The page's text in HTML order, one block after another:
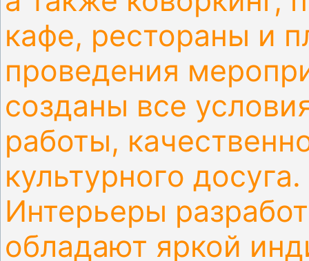
кафе, рестораны и
проведения
созданы все
работы,
культурного досуга.
Интерьеры
обладают яркой